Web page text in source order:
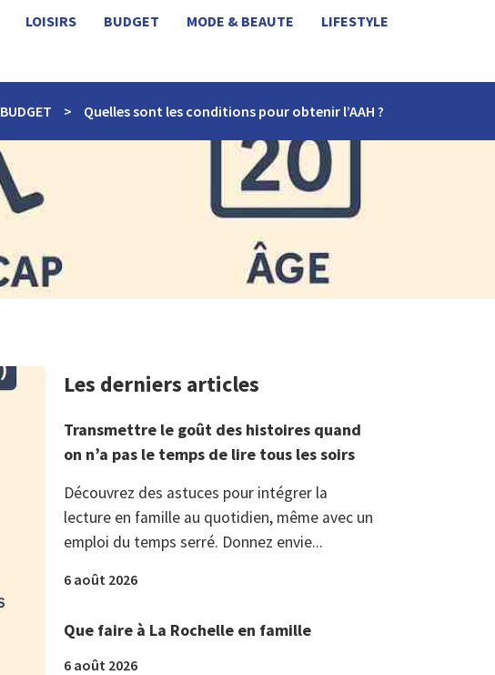
LOISIRS BUDGET MODE & BEAUTE LIFESTYLE
BUDGET > Quelles sont les conditions pour obtenir l’AAH ?
Les derniers articles
Transmettre le goût des histoires quand
on n’a pas le temps de lire tous les soirs
Découvrez des astuces pour intégrer la
lecture en famille au quotidien, même avec un
emploi du temps serré. Donnez envie...
6 août 2026
Que faire à La Rochelle en famille
6 août 2026